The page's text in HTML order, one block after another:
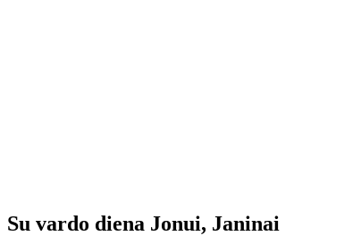
Su vardo diena Jonui, Janinai